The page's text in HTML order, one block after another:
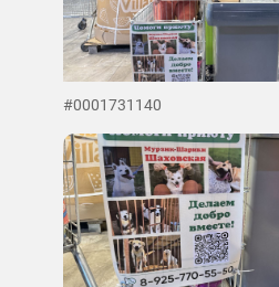
#0001731140